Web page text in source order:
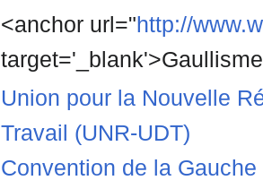
<anchor url="http://
Union pour la Nouvelle
Travail (UNR-UDT)
Convention de la